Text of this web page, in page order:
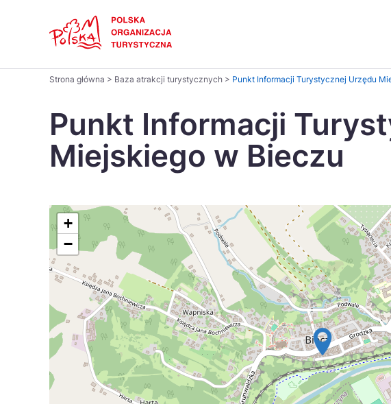
Pomysł na... Co nowego?
Regiony Miasta
Parki narodowe Uzdrowiska
Gastronomia i kuchnia Kuchnia regionów
na
stronie
Україна
Strona główna > Baza atrakcji turystycznych > Punkt Informacji Turystycznej Urzędu
Punkt Informacji
Miejskiego w Bieczu
+
−